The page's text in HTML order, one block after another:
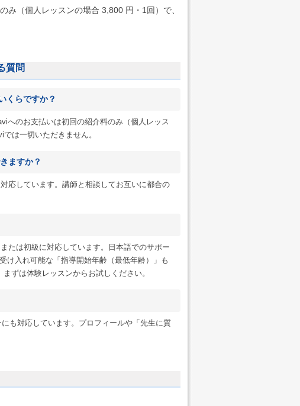
（個人レッスンの場合 3,800 円・1回）で、
質問
くらですか？
へのお支払いは初回の紹介料のみ（個人レッス
は一切いただきません。
ますか？
応しています。講師と相談してお互いに都合の
たは初級に対応しています。日本語でのサポー
け入れ可能な「指導開始年齢（最低年齢）」も
ずは体験レッスンからお試しください。
も対応しています。プロフィールや「先生に質